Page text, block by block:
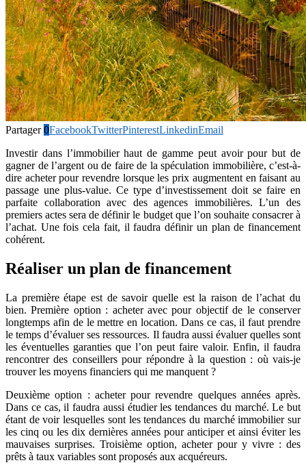
Partager 0FacebookTwitterPinterestLinkedinEmail
Investir dans l’immobilier haut de gamme peut avoir pour but de
gagner de l’argent ou de faire de la spéculation immobilière, c’est-à-
dire acheter pour revendre lorsque les prix augmentent en faisant au
passage une plus-value. Ce type d’investissement doit se faire en
parfaite collaboration avec des agences immobilières. L’un des
premiers actes sera de définir le budget que l’on souhaite consacrer à
l’achat. Une fois cela fait, il faudra définir un plan de financement
cohérent.
Réaliser un plan de financement
La première étape est de savoir quelle est la raison de l’achat du
bien. Première option : acheter avec pour objectif de le conserver
longtemps afin de le mettre en location. Dans ce cas, il faut prendre
le temps d’évaluer ses ressources. Il faudra aussi évaluer quelles sont
les éventuelles garanties que l’on peut faire valoir. Enfin, il faudra
rencontrer des conseillers pour répondre à la question : où vais-je
trouver les moyens financiers qui me manquent ?
Deuxième option : acheter pour revendre quelques années après.
Dans ce cas, il faudra aussi étudier les tendances du marché. Le but
étant de voir lesquelles sont les tendances du marché immobilier sur
les cinq ou les dix dernières années pour anticiper et ainsi éviter les
mauvaises surprises. Troisième option, acheter pour y vivre : des
prêts à taux variables sont proposés aux acquéreurs.